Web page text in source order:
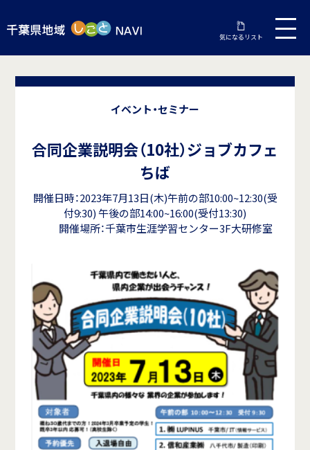
気になるリスト
イベント・セミナー
合同企業説明会（10社）ジョブカフェ
ちば
開催日時：2023年7月13日(木)午前の部10:00~12:30(受
付9:30) 午後の部14:00~16:00(受付13:30)
開催場所：千葉市生涯学習センター3F大研修室